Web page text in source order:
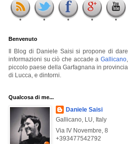
Benvenuto
Il Blog di Daniele Saisi si propone di dare
informazioni su ciò che accade a Gallicano
piccolo paese della Garfagnana in provincia
di Lucca, e dintorni.
Qualcosa di me...
Daniele Saisi
Gallicano, LU, Italy
Via IV Novembre, 8
+393477542792